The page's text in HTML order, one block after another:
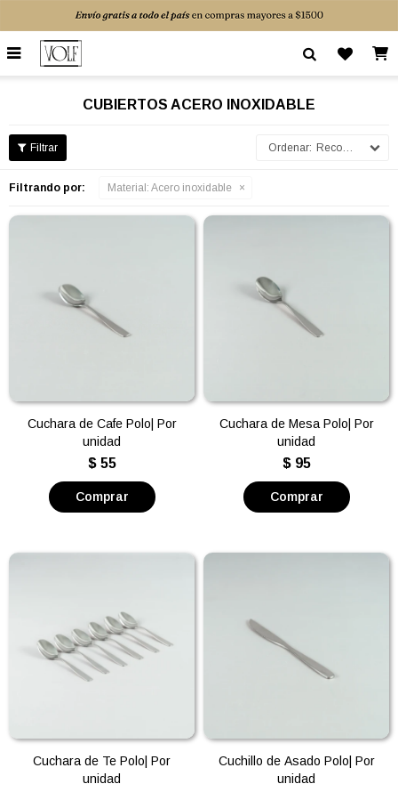

CUBIERTOS ACERO INOXIDABLE
Recomendados
Filtrando por: Material: Acero inoxidable
Cuchara de Cafe Polo| Por
unidad
$ 55
Cuchara de Mesa Polo| Por
unidad
$ 95
Cuchara de Te Polo| Por
unidad
Cuchillo de Asado Polo| Por
unidad